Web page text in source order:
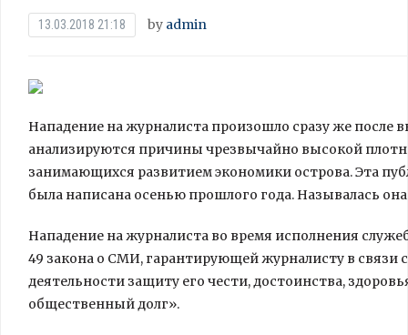
13.03.2018 21:18 by admin
Нападение на журналиста произошло сразу же после
анализируются причины чрезвычайно высокой
занимающихся развитием экономики острова. Эта
была написана осенью прошлого года. Называлась
Нападение на журналиста во время исполнения
49 закона о СМИ, гарантирующей журналисту в
деятельности защиту его чести, достоинства,
общественный долг».